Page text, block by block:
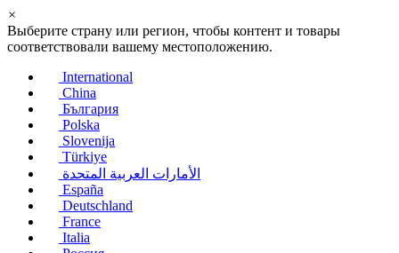
×
Выберите страну или регион, чтобы контент и товары
соответствовали вашему местоположению.
International
China
България
Polska
Slovenija
Türkiye
الأمارات العربية المتحدة
España
Deutschland
France
Italia